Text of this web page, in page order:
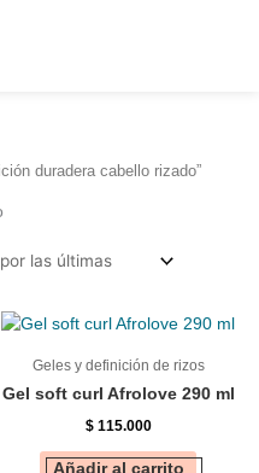
duradera cabello rizado”
Geles y definición de rizos
Gel soft curl Afrolove 290 ml
$115.000
Añadir al carrito